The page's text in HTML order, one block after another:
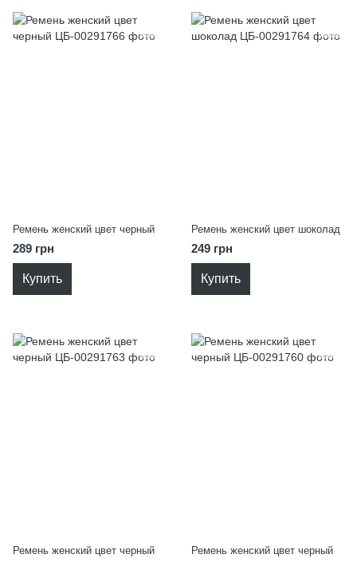
Ремень женский цвет черный
289 грн
Купить
Ремень женский цвет шоколад
249 грн
Купить
Ремень женский цвет черный Ремень женский цвет черный